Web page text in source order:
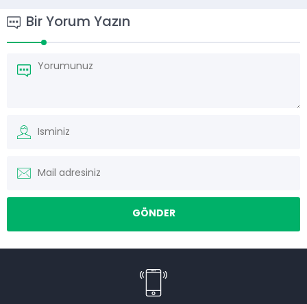
aracılığıyla siz yapabilirsiniz.